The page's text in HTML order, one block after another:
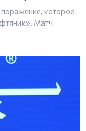
которое
Матч